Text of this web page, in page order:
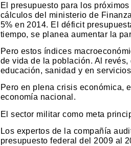
El presupuesto para los
cálculos del ministerio de
5% en 2014. El déficit
tiempo, se planea aumentar la
Pero estos índices
de vida de la población. Al
educación, sanidad y en
Pero en plena crisis económica,
economía nacional.
El sector militar como meta
Los expertos de la compañía
presupuesto federal del 2009 al